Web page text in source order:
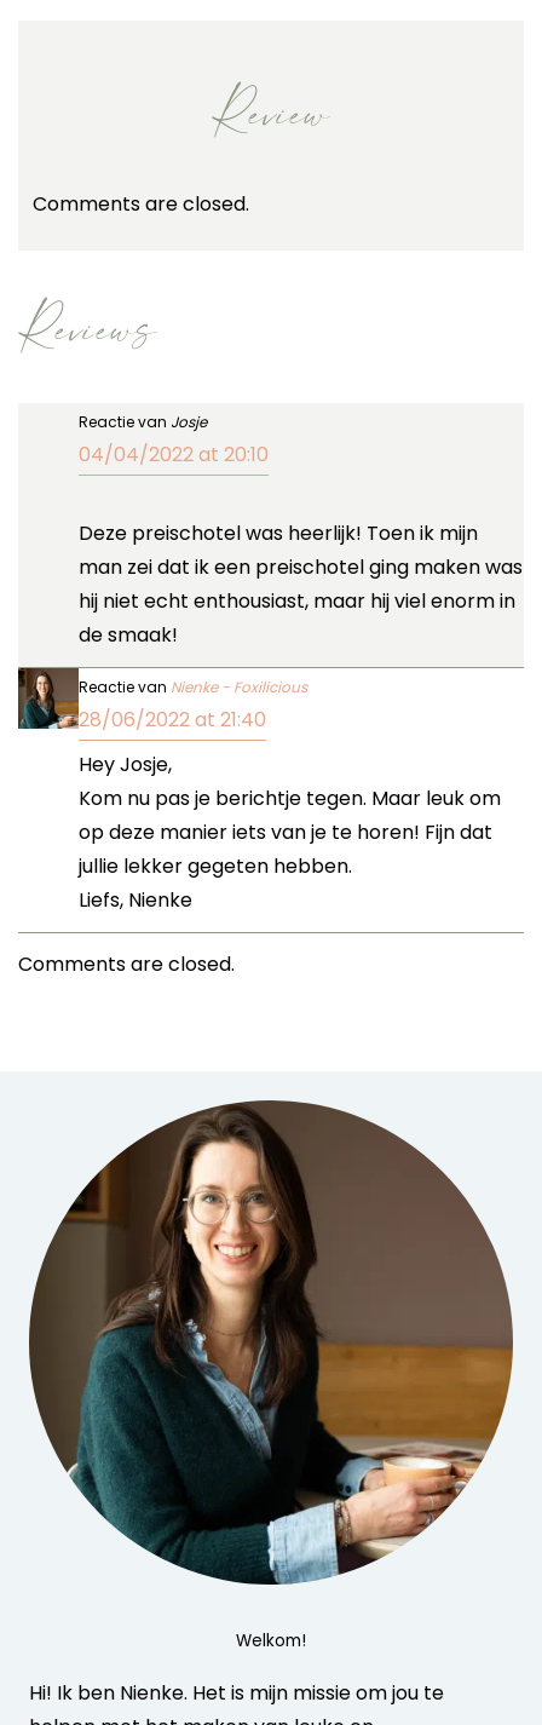
Review
Comments are closed.
Reviews
Reactie van Josje
04/04/2022 at 20:10
Deze preischotel was heerlijk! Toen ik mijn
man zei dat ik een preischotel ging maken was
hij niet echt enthousiast, maar hij viel enorm in
de smaak!
Reactie van Nienke - Foxilicious
28/06/2022 at 21:40
Hey Josje,
Kom nu pas je berichtje tegen. Maar leuk om
op deze manier iets van je te horen! Fijn dat
jullie lekker gegeten hebben.
Liefs, Nienke
Comments are closed.
Welkom!
Hi! Ik ben Nienke. Het is mijn missie om jou te